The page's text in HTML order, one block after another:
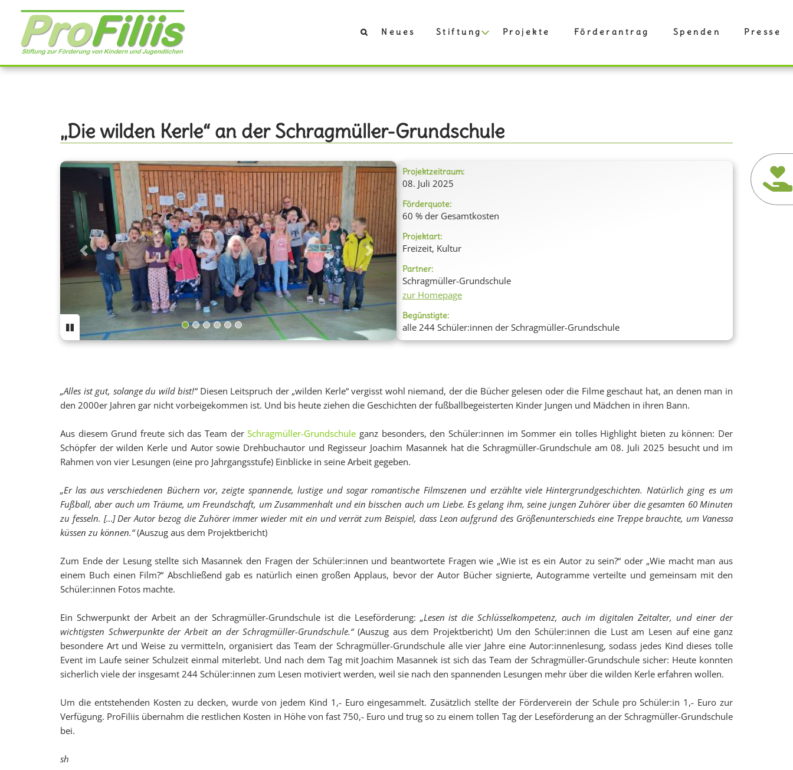
Direkt
Inhalt
Neues Stiftung Projekte Förderantrag Spenden Presse
„Die wilden Kerle“ an der Schragmüller-Grundschule
Previous Next
Projektzeitraum:
08. Juli 2025
Förderquote:
60 % der Gesamtkosten
Projektart:
Freizeit, Kultur
Partner:
Schragmüller-Grundschule
zur Homepage
Begünstigte:
alle 244 Schüler:innen der Schragmüller-Grundschule
„Alles ist gut, solange du wild bist!“Diesen Leitspruch der „wilden Kerle“ vergisst wohl niemand, der die Bücher gelesen oder die Filme geschaut hat, an denen man in
den 2000er Jahren gar nicht vorbeigekommen ist. Und bis heute ziehen die Geschichten der fußballbegeisterten Kinder Jungen und Mädchen in ihren Bann.
Aus diesem Grund freute sich das Team derSchragmüller-Grundschule ganz besonders, den Schüler:innen im Sommer ein tolles Highlight bieten zu können: Der
Schöpfer der wilden Kerle und Autor sowie Drehbuchautor und Regisseur Joachim Masannek hat die Schragmüller-Grundschule am 08. Juli 2025 besucht und im
Rahmen von vier Lesungen (eine pro Jahrgangsstufe) Einblicke in seine Arbeit gegeben.
„Er las aus verschiedenen Büchern vor, zeigte spannende, lustige und sogar romantische Filmszenen und erzählte viele Hintergrundgeschichten. Natürlich ging es um
Fußball, aber auch um Träume, um Freundschaft, um Zusammenhalt und ein bisschen auch um Liebe. Es gelang ihm, seine jungen Zuhörer über die gesamten 60 Minuten
zu fesseln. […] Der Autor bezog die Zuhörer immer wieder mit ein und verrät zum Beispiel, dass Leon aufgrund des Größenunterschieds eine Treppe brauchte, um Vanessa
küssen zu können.“(Auszug aus dem Projektbericht)
Zum Ende der Lesung stellte sich Masannek den Fragen der Schüler:innen und beantwortete Fragen wie „Wie ist es ein Autor zu sein?“ oder „Wie macht man aus
einem Buch einen Film?“ Abschließend gab es natürlich einen großen Applaus, bevor der Autor Bücher signierte, Autogramme verteilte und gemeinsam mit den
Schüler:innen Fotos machte.
Ein Schwerpunkt der Arbeit an der Schragmüller-Grundschule ist die Leseförderung: „Lesen ist die Schlüsselkompetenz, auch im digitalen Zeitalter, und einer der
wichtigsten Schwerpunkte der Arbeit an der Schragmüller-Grundschule.“ (Auszug aus dem Projektbericht) Um den Schüler:innen die Lust am Lesen auf eine ganz
besondere Art und Weise zu vermitteln, organisiert das Team der Schragmüller-Grundschule alle vier Jahre eine Autor:innenlesung, sodass jedes Kind dieses tolle
Event im Laufe seiner Schulzeit einmal miterlebt. Und nach dem Tag mit Joachim Masannek ist sich das Team der Schragmüller-Grundschule sicher: Heute konnten
sicherlich viele der insgesamt 244 Schüler:innen zum Lesen motiviert werden, weil sie nach den spannenden Lesungen mehr über die wilden Kerle erfahren wollen.
Um die entstehenden Kosten zu decken, wurde von jedem Kind 1,- Euro eingesammelt. Zusätzlich stellte der Förderverein der Schule pro Schüler:in 1,- Euro zur
Verfügung. ProFiliis übernahm die restlichen Kosten in Höhe von fast 750,- Euro und trug so zu einem tollen Tag der Leseförderung an der Schragmüller-Grundschule
bei.
sh